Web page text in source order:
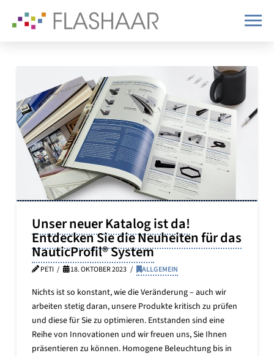
Unser neuer Katalog ist da!
Entdecken Sie die Neuheiten für das
NauticProfil® System
PETI 18. OKTOBER 2023 ALLGEMEIN
Nichts ist so konstant, wie die Veränderung – auch wir
arbeiten stetig daran, unsere Produkte kritisch zu prüfen
und diese für Sie zu optimieren. Entstanden sind eine
Reihe von Innovationen und wir freuen uns, Sie Ihnen
präsentieren zu können. Homogene Beleuchtung bis in